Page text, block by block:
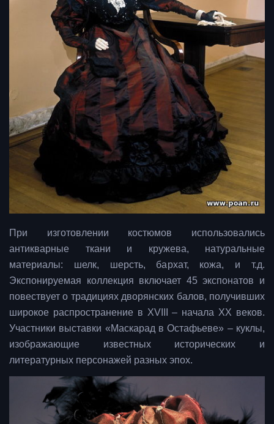
При изготовлении костюмов использовались
антикварные ткани и кружева, натуральные
материалы: шелк, шерсть, бархат, кожа, и т.д.
Экспонируемая коллекция включает 45 экспонатов и
повествует о традициях дворянских балов, получивших
широкое распространение в XVIII ‒ начала ХХ веков.
Участники выставки «Маскарад в Остафьеве» – куклы,
изображающие известных исторических и
литературных персонажей разных эпох.